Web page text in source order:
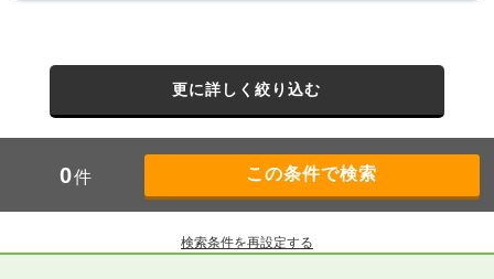
更に詳しく絞り込む
0件
検索条件を再設定する